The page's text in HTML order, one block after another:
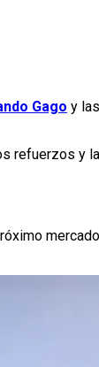
Gago y
refuerzos y